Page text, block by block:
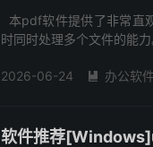
本pdf软件提供了非常直
时同时处理多个文件的能
2026-06-24
 办公软件
软件推荐